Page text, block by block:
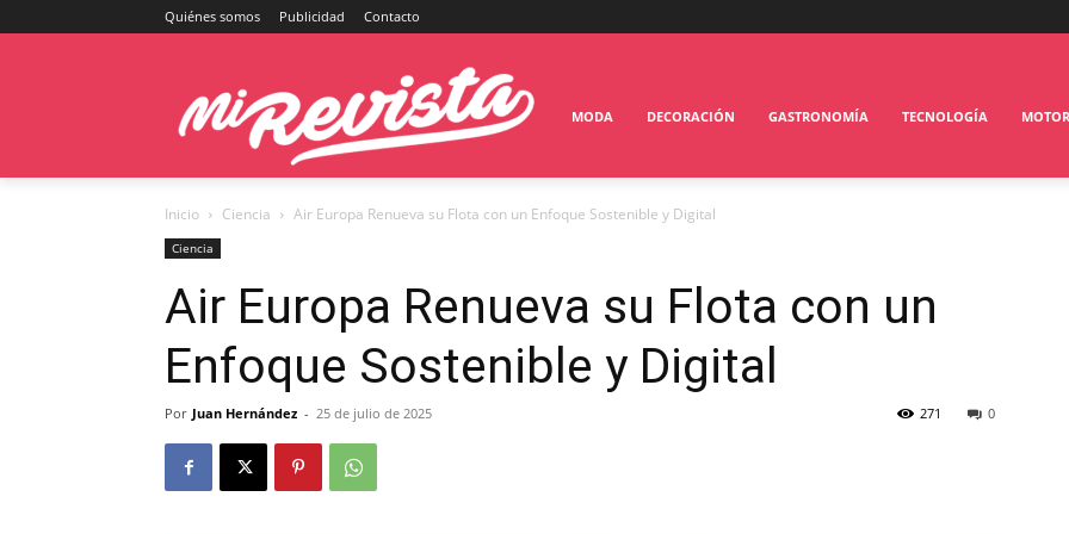
Quiénes somos Publicidad Contacto
MODA DECORACIÓN GASTRONOMÍA TECNOLOGÍA MOTOR
Inicio Ciencia Air Europa Renueva su Flota con un Enfoque Sostenible y Digital
Ciencia
Air Europa Renueva su Flota con un
Enfoque Sostenible y Digital
Por Juan Hernández - 25 de julio de 2025 0
271